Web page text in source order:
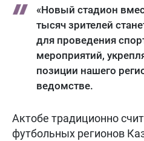
«Новый стадион
тысяч зрителей
для проведения
мероприятий,
позиции нашего
ведомстве.
Актобе традиционно
футбольных регионов